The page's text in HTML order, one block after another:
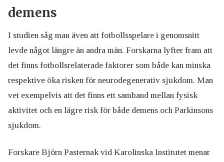
demens
I studien såg man även att fotbollsspelare i genomsnitt
levde något längre än andra män. Forskarna lyfter fram att
det finns fotbollsrelaterade faktorer som både kan minska
respektive öka risken för neurodegenerativ sjukdom. Man
vet exempelvis att det finns ett samband mellan fysisk
aktivitet och en lägre risk för både demens och Parkinsons
sjukdom.
Forskare Björn Pasternak vid Karolinska Institutet menar